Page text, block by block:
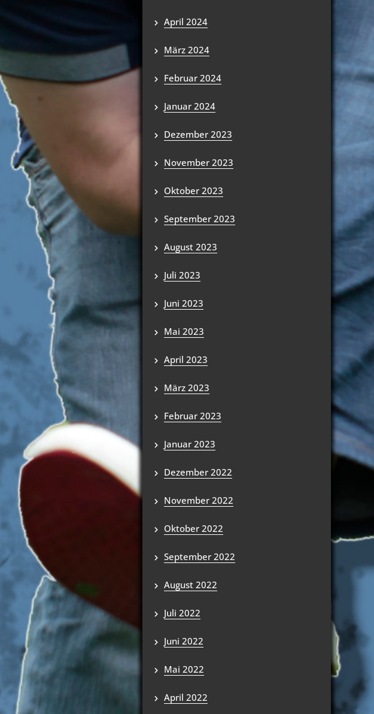
April 2024
März 2024
Februar 2024
Januar 2024
Dezember 2023
November 2023
Oktober 2023
September 2023
August 2023
Juli 2023
Juni 2023
Mai 2023
April 2023
März 2023
Februar 2023
Januar 2023
Dezember 2022
November 2022
Oktober 2022
September 2022
August 2022
Juli 2022
Juni 2022
Mai 2022
April 2022